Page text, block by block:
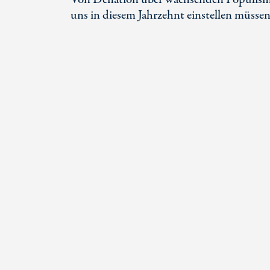
uns in diesem Jahrzehnt einstellen